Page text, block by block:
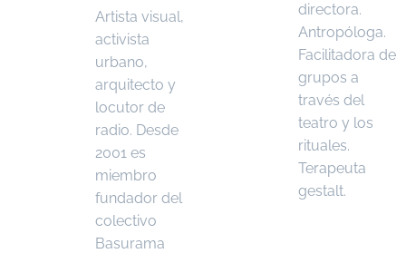
Artista visual,
activista
urbano,
arquitecto y
locutor de
radio. Desde
2001 es
miembro
fundador del
colectivo
Basurama
directora.
Antropóloga.
Facilitadora de
grupos a
través del
teatro y los
rituales.
Terapeuta
gestalt.